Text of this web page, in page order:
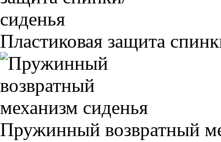
Пластиковая защита
Пружинный возвратный